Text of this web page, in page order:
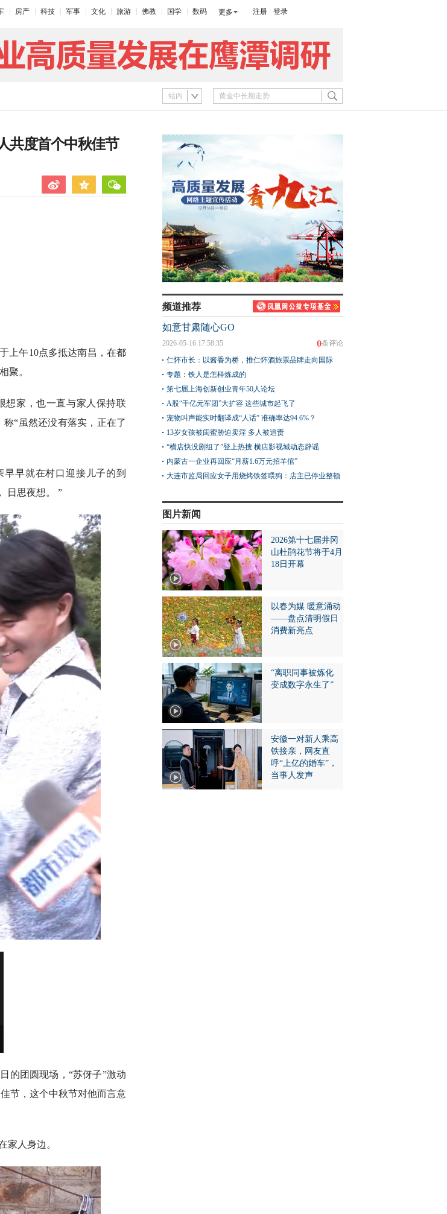
房产 科技 军事 文化 旅游 佛教 国学 数码 更多 注册 登录
站内
共度首个中秋佳节
上午10点多抵达南昌，在都
聚。
想家，也一直与家人保持联
“虽然还没有落实，正在了
早就在村口迎接儿子的到
日思夜想。 ”
的团圆现场，“苏伢子”激动
节，这个中秋节对他而言意
家人身边。
频道推荐
如意甘肃随心GO
0条评论
2026-05-16 17:58:35
仁怀市长：以酱香为桥，推仁怀酒旅票品牌走向国际
专题：铁人是怎样炼成的
第七届上海创新创业青年50人论坛
A股“千亿元军团”大扩容 这些城市起飞了
宠物叫声能实时翻译成“人话” 准确率达94.6%？
13岁女孩被闺蜜胁迫卖淫 多人被追责
“横店快没剧组了”登上热搜 横店影视城动态辟谣
内蒙古一企业再回应“月薪1.6万元招羊倌”
大连市监局回应女子用烧烤铁签喂狗：店主已停业整顿
图片新闻
2026第十七届井冈
山杜鹃花节将于4月
18日开幕
以春为媒 暖意涌动
——盘点清明假日
消费新亮点
“离职同事被炼化
变成数字永生了”
安徽一对新人乘高
铁接亲，网友直
呼“上亿的婚车”，
当事人发声